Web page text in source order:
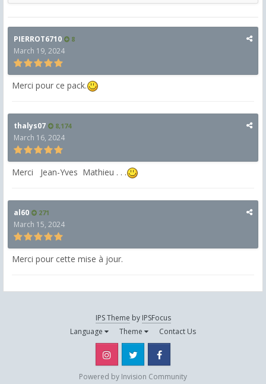
PIERROT6710 8
March 19, 2024
Merci pour ce pack.
thalys07 8,174
March 16, 2024
Merci Jean-Yves Mathieu . . .
al60 271
March 15, 2024
Merci pour cette mise à jour.
IPS Theme by IPSFocus
Language
Theme Contact Us
Instagram Twitter
Powered by Invision Community